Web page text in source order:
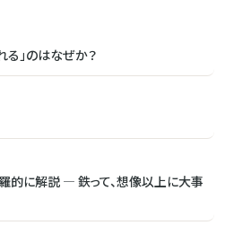
」のはなぜか？
的に解説 ― 鉄って、想像以上に大事